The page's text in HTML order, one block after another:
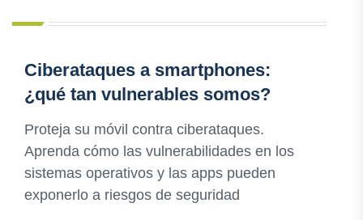
Ciberataques a smartphones:
¿qué tan vulnerables somos?
Proteja su móvil contra ciberataques.
Aprenda cómo las vulnerabilidades en los
sistemas operativos y las apps pueden
exponerlo a riesgos de seguridad